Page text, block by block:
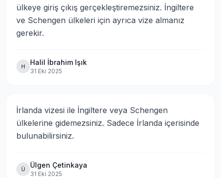
ülkeye giriş çıkış gerçekleştiremezsiniz. İngiltere
ve Schengen ülkeleri için ayrıca vize almanız
gerekir.
H Halil İbrahim Işık
31 Eki 2025
İrlanda vizesi ile İngiltere veya Schengen
ülkelerine gidemezsiniz. Sadece İrlanda içerisinde
bulunabilirsiniz.
Ü Ülgen Çetinkaya
31 Eki 2025